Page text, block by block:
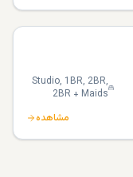
Studio, 1BR, 2BR,
2BR + Maids
مشاهده